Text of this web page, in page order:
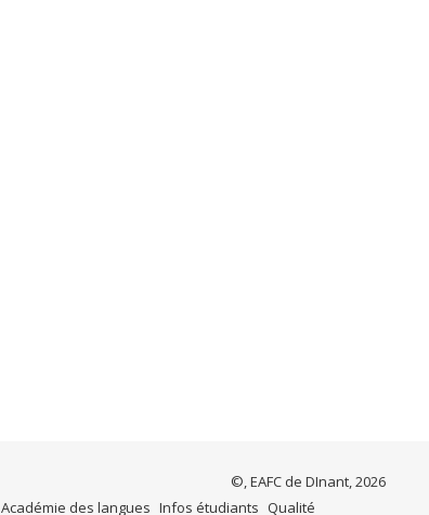
©, EAFC de DInant, 2026
Académie des langues Infos étudiants Qualité